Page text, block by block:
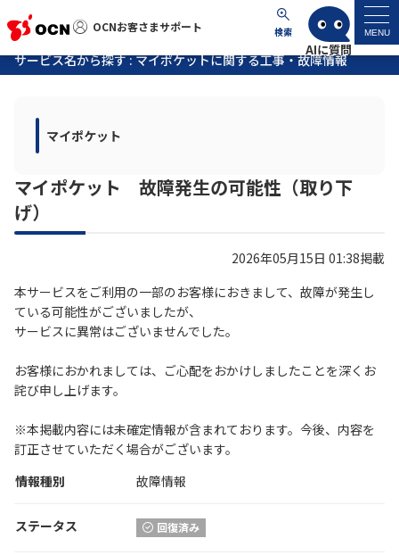
OCNお客さまサポート 検索 MENU
OCNお客さまサポート
マイページ
サポートトップ
サービス名から探す
よくあるご質問
工事・故障情報
各種ダウンロード
お問い合わせ
履歴・お気に入り
お知らせ
NTTドコモビジネスのお客さ
サービス名から探す : マイポケットに関する工事・故障情報
マイポケット
マイポケット 故障発生の可能性（取り下
げ）
2026年05月15日 01:38掲載
本サービスをご利用の一部のお客様におきまして、故障が発生し
ている可能性がございましたが、
サービスに異常はございませんでした。
お客様におかれましては、ご心配をおかけしましたことを深くお
詫び申し上げます。
※本掲載内容には未確定情報が含まれております。今後、内容を
訂正させていただく場合がございます。
情報種別
故障情報
ステータス 回復済み